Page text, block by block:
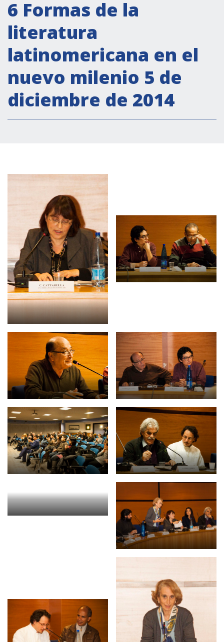
Segreteria Culturale
Segreteria Socio-economica
Segreteria Tecnico scientifica
Forum PMI
Conferenze Italia-America Latina e Caraibi
Rete per la promozione dell’uguaglianza di
genere
COOPERAZIONE
Patrimonio culturale
Empowerment socio- economico
Giustizia e Sicurezza
EUROsociAL
EL PAcCTO
EUROFRONT
COPOLAD III
AL-INVEST Verde
MEDIA
Foto
Video
Audio
BIBLIOTECA
Catalogo
Pubblicazioni
Alta Formazione
Albo fornitori
6 Formas de la
literatura
latinomericana en el
nuevo milenio 5 de
diciembre de 2014